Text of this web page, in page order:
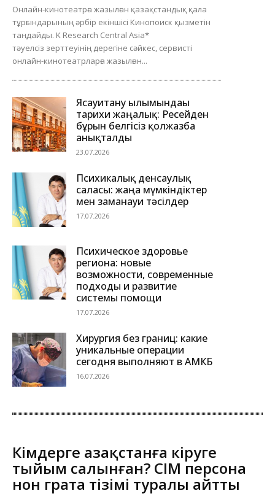
Онлайн-кинотеатрға жазылған қазақстандық қала
тұрғындарының әрбір екіншісі Кинопоиск қызметін
таңдайды. K Research Central Asia*
тәуелсіз зерттеуінің дерегіне сәйкес, сервисті
онлайн-кинотеатрларға жазылған...
Ясауитану ғылымындағы
тарихи жаңалық: Ресейден
бұрын белгісіз қолжазба
анықталды
23.07.2026
Психикалық денсаулық
саласы: жаңа мүмкіндіктер
мен заманауи тәсілдер
17.07.2026
Психическое здоровье
региона: новые
возможности, современные
подходы и развитие
системы помощи
17.07.2026
Хирургия без границ: какие
уникальные операции
сегодня выполняют в АМКБ
16.07.2026